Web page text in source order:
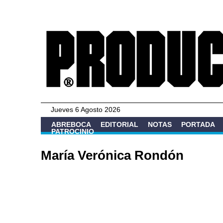
Jueves 6 Agosto 2026
ABREBOCA
EDITORIAL NOTAS
PORTADA
PATROCINIO
María Verónica Rondón